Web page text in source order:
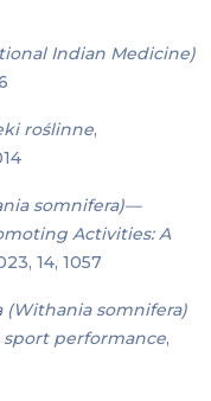
Indian Medicine)
roślinne,
somnifera)—
Activities: A
14, 1057
(Withania somnifera)
performance,